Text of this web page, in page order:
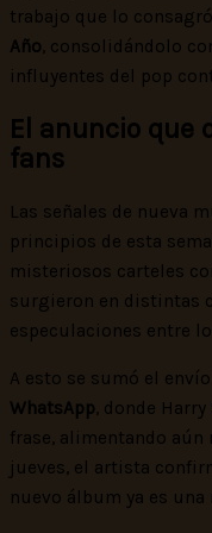
trabajo que lo
Año, consolidándolo
influyentes del pop
El anuncio que
fans
Las señales de nueva
principios de esta
misteriosos carteles
surgieron en distintas
especulaciones entre
A esto se sumó el
WhatsApp, donde
frase, alimentando aún
jueves, el artista
nuevo álbum ya es una